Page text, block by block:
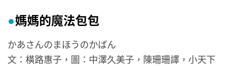
●媽媽的魔法包包
かあさんのまほうのかばん
文：橫路惠子，圖：中澤久美子，陳珊珊譯，小天下